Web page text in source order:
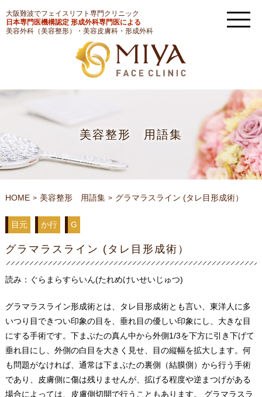
大阪難波でフェイスリフト専門クリニック
日本専門医機構認定 形成外科専門医による
美容外科（美容整形）・美容皮膚科・形成外科
美容整形 用語集
HOME 美容整形 用語集 グラマラスライン (タレ目形成術）
目元 か行 G
グラマラスライン (タレ目形成術）
読み：ぐらまらすらいん(たれめけいせいじゅつ)
グラマラスライン形成術とは、タレ目形成術とも言い、東洋人に多
いつり目できつい印象の目を、垂れ目の優しい印象にし、大きな目
にする手術です。下まぶたの真ん中から外側1/3を下方に引き下げて
垂れ目にし、外側の白目を大きく見せ、目の縦幅を拡大します。何
も問題がなければ、通常は下まぶたの裏側（結膜側）から行う手術
であり、皮膚側に傷は残りませんが、拡げる程度や逆まつげがある
場合によっては、皮膚側切開で行うこともあります。 グラマラスラ